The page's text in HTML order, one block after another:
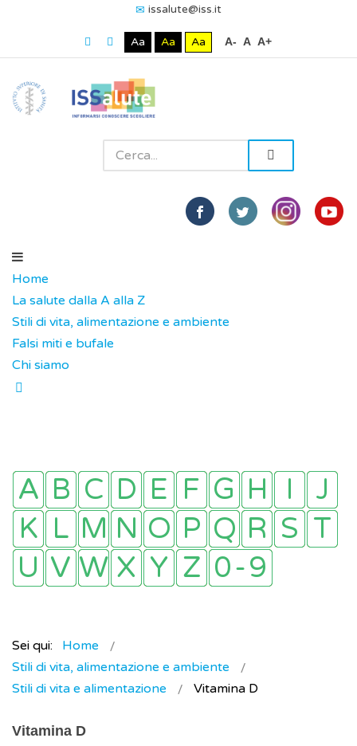
issalute@iss.it
Aa Aa Aa A- A A+
Home
La salute dalla A alla Z
Stili di vita, alimentazione e ambiente
Falsi miti e bufale
Chi siamo
Sei qui:
Home
Stili di vita, alimentazione e ambiente
Stili di vita e alimentazione
Vitamina D
Vitamina D